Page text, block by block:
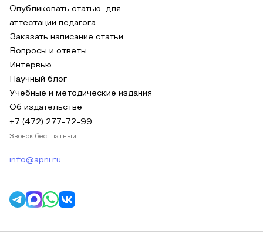
Опубликовать статью для
аттестации педагога
Заказать написание статьи
Вопросы и ответы
Интервью
Научный блог
Учебные и методические издания
Об издательстве
+7 (472) 277-72-99
Звонок бесплатный
info@apni.ru